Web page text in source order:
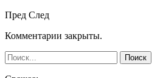
Пред След
Комментарии закрыты.